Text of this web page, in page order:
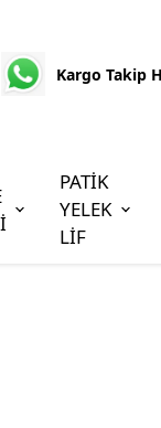
Kargo Takip
PATİK
YELEK
LİF